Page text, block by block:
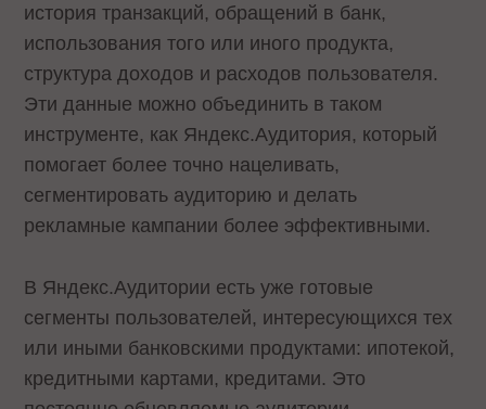
история транзакций, обращений в банк,
использования того или иного продукта,
структура доходов и расходов пользователя.
Эти данные можно объединить в таком
инструменте, как Яндекс.Аудитория, который
помогает более точно нацеливать,
сегментировать аудиторию и делать
рекламные кампании более эффективными.
В Яндекс.Аудитории есть уже готовые
сегменты пользователей, интересующихся тех
или иными банковскими продуктами: ипотекой,
кредитными картами, кредитами. Это